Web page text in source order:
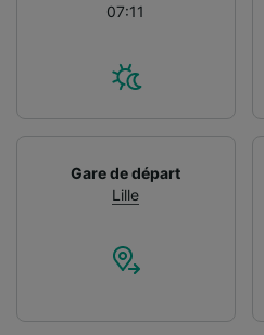
07:11
Gare de départ
Lille